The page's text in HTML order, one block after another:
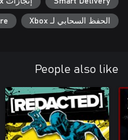
الحفظ السحابي لـ Xbox
People also like